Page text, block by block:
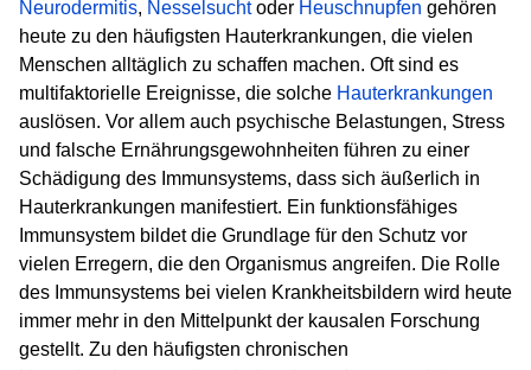
Neurodermitis, Nesselsuchtoder Heuschnupfen gehören
heute zu den häufigsten Hauterkrankungen, die vielen
Menschen alltäglich zu schaffen machen. Oft sind es
multifaktorielle Ereignisse, die solche Hauterkrankungen
auslösen. Vor allem auch psychische Belastungen, Stress
und falsche Ernährungsgewohnheiten führen zu einer
Schädigung des Immunsystems, dass sich äußerlich in
Hauterkrankungen manifestiert. Ein funktionsfähiges
Immunsystem bildet die Grundlage für den Schutz vor
vielen Erregern, die den Organismus angreifen. Die Rolle
des Immunsystems bei vielen Krankheitsbildern wird heute
immer mehr in den Mittelpunkt der kausalen Forschung
gestellt. Zu den häufigsten chronischen